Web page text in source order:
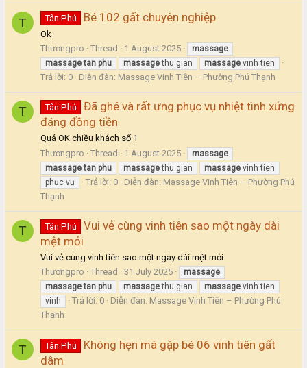
T Tân Phú Bé 102 gất chuyên nghiệp
Ok
Thươngpro
Thread 1 August 2025
massage
massage tan phu massagethu gian massage vinh tien
Trả lời: 0 Diễn đàn: Massage Vinh Tiên – Phường Phú Thạnh
T Tân Phú
Đã ghé và rất ưng phục vụ nhiệt tình xứng
đáng đồng tiền
Quá OK chiều khách số 1
Thươngpro
Thread 1 August 2025
massage
massage tan phu massagethu gian massage vinh tien
phục vụ
Trả lời: 0 Diễn đàn: Massage Vinh Tiên – Phường Phú
Thạnh
T Tân Phú
Vui vẻ cùng vinh tiên sao một ngày dài
mệt mỏi
Vui vẻ cùng vinh tiên sao một ngày dài mệt mỏi
Thươngpro
Thread 31 July 2025
massage
massage tan phu massagethu gian massage vinh tien
vinh
Trả lời: 0 Diễn đàn: Massage Vinh Tiên – Phường Phú
Thạnh
T Tân Phú
Không hẹn mà gặp bé 06 vinh tiên gất
dâm